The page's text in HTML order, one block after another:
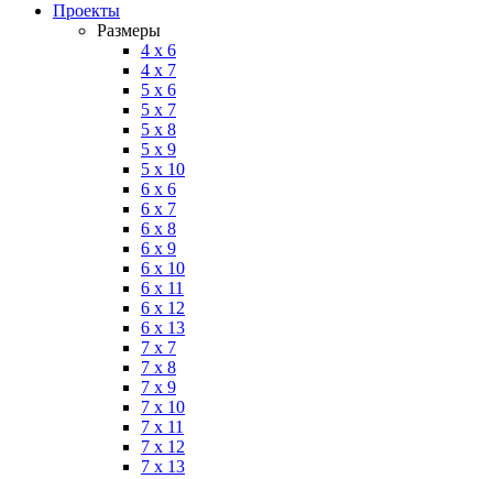
Проекты
Размеры
4 x 6
4 x 7
5 x 6
5 x 7
5 x 8
5 x 9
5 x 10
6 x 6
6 x 7
6 x 8
6 x 9
6 x 10
6 x 11
6 x 12
6 x 13
7 x 7
7 x 8
7 x 9
7 x 10
7 x 11
7 x 12
7 x 13